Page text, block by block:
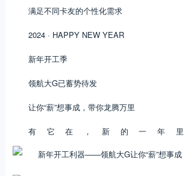
满足不同卡友的个性化需求
2024 · HAPPY NEW YEAR
新年开工季
领航大G已蓄势待发
让你“薪”想事成，带你龙腾万里
有它在，新的一年